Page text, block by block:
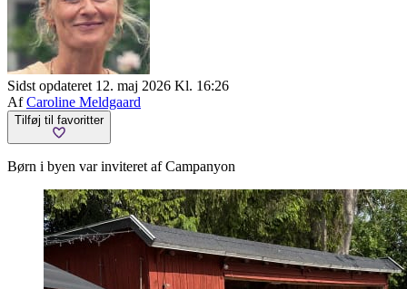
Sidst opdateret 12. maj 2026 Kl. 16:26
AfCaroline Meldgaard
Tilføj til favoritter
Børn i byen var inviteret af Campanyon